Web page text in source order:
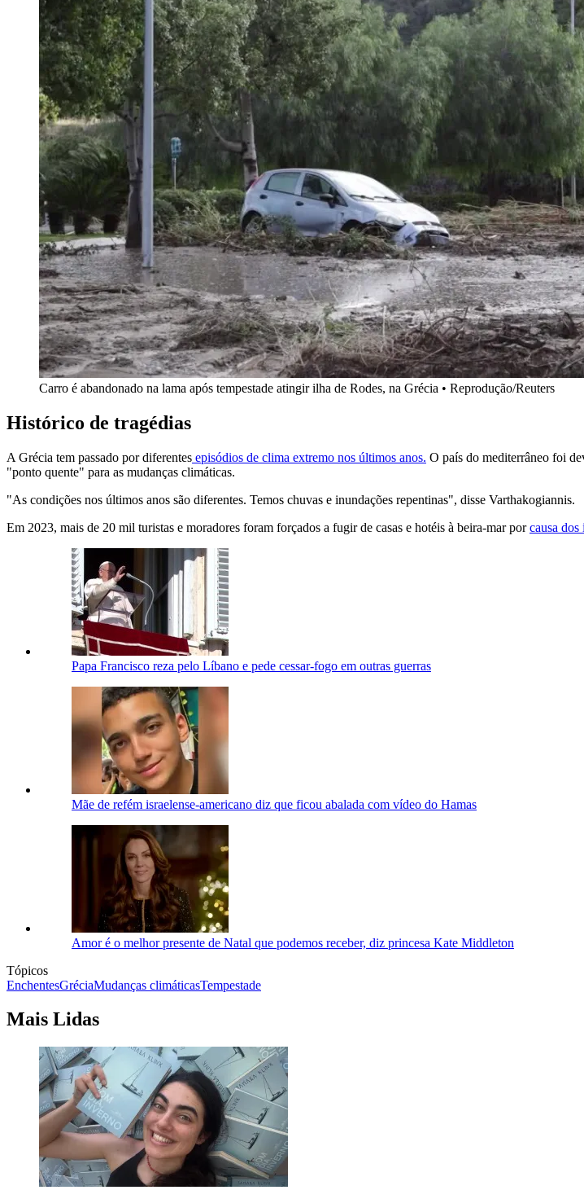
Carro é abandonado na lama após tempestade atingir ilha de Rodes, na Grécia • Reprodução/Reuters
Histórico de tragédias
A Grécia tem passado por diferentes episódios de clima extremo nos últimos anos. O país do mediterrâneo foi
"ponto quente" para as mudanças climáticas.
"As condições nos últimos anos são diferentes. Temos chuvas e inundações repentinas", disse Varthakogiannis.
Em 2023, mais de 20 mil turistas e moradores foram forçados a fugir de casas e hotéis à beira-mar porcausa
Papa Francisco reza pelo Líbano e pede cessar-fogo em outras guerras
Mãe de refém israelense-americano diz que ficou abalada com vídeo do Hamas
Amor é o melhor presente de Natal que podemos receber, diz princesa Kate Middleton
Tópicos
EnchentesGréciaMudanças climáticasTempestade
Mais Lidas